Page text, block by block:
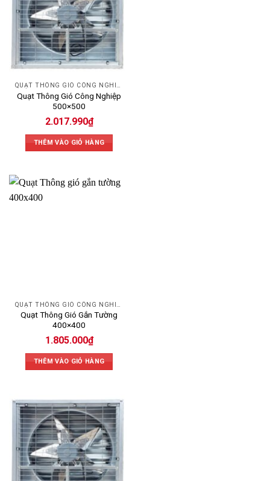
QUẠT THÔNG GIÓ CÔNG NGHIỆP
Quạt Thông Gió Công Nghiệp
500×500
2.017.990₫
THÊM VÀO GIỎ HÀNG
Quạt Thông Gió Gắn Tường
400×400
1.805.000₫
THÊM VÀO GIỎ HÀNG